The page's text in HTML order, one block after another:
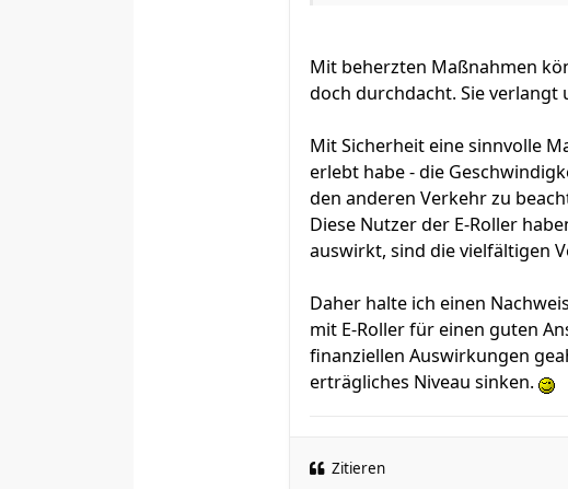
Mit beherzten Maßnahmen
doch durchdacht. Sie verlangt
Mit Sicherheit eine sinnvolle
erlebt habe - die
den anderen Verkehr zu
Diese Nutzer der E-Roller
auswirkt, sind die vielfältigen
Daher halte ich einen
mit E-Roller für einen guten
finanziellen Auswirkungen
erträgliches Niveau sinken.
Zitieren